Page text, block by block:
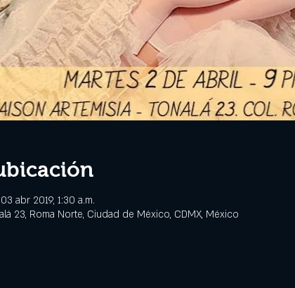
abr 2019, 1:30 a.m.
23, Roma Norte, Ciudad de México, CDMX, México